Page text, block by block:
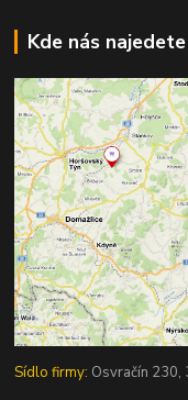
Kde nás najedete
Sídlo firmy: Osvračín 230,